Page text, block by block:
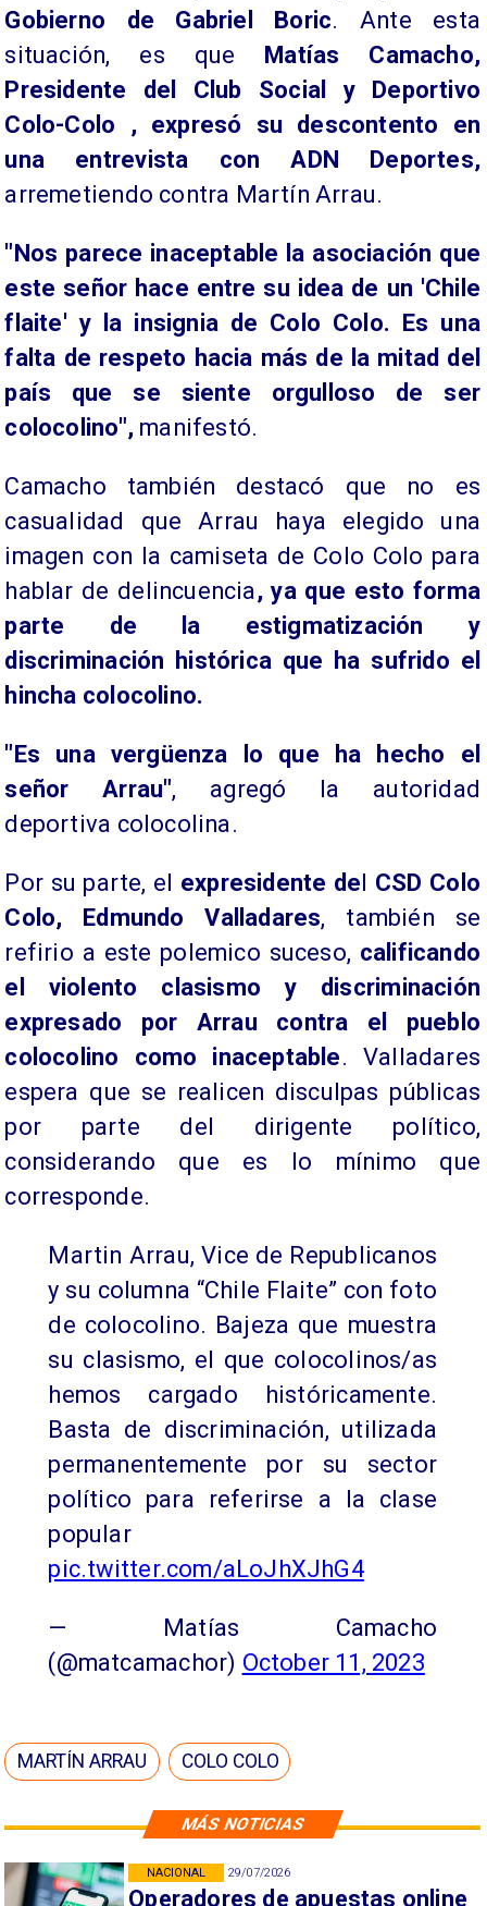
MÁS NOTICIAS
29/07/2026
Operadores de apuestas online
NACIONAL
Gobierno de Gabriel Boric. Ante esta
situación, es que Matías Camacho,
Presidente del Club Social y Deportivo
Colo-Colo , expresó su descontento en
una entrevista con ADN Deportes,
arremetiendo contra Martín Arrau.
"Nos parece inaceptable la asociación que
este señor hace entre su idea de un 'Chile
flaite' y la insignia de Colo Colo. Es una
falta de respeto hacia más de la mitad del
país que se siente orgulloso de ser
colocolino", manifestó.
Camacho también destacó que no es
casualidad que Arrau haya elegido una
imagen con la camiseta de Colo Colo para
hablar de delincuencia, ya que esto forma
parte de la estigmatización y
discriminación histórica que ha sufrido el
hincha colocolino.
"Es una vergüenza lo que ha hecho el
señor Arrau", agregó la autoridad
deportiva colocolina.
Por su parte, el expresidente del CSD Colo
Colo, Edmundo Valladares, también se
refirio a este polemico suceso, calificando
el violento clasismo y discriminación
expresado por Arrau contra el pueblo
colocolino como inaceptable. Valladares
espera que se realicen disculpas públicas
por parte del dirigente político,
considerando que es lo mínimo que
corresponde.
Martin Arrau, Vice de Republicanos
y su columna “Chile Flaite” con foto
de colocolino. Bajeza que muestra
su clasismo, el que colocolinos/as
hemos cargado históricamente.
Basta de discriminación, utilizada
permanentemente por su sector
político para referirse a la clase
popular
pic.twitter.com/aLoJhXJhG4
— Matías Camacho
(@matcamachor) October 11, 2023
MARTÍN ARRAU COLO COLO